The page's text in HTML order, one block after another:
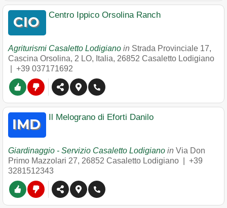
Centro Ippico Orsolina Ranch
Agriturismi Casaletto Lodigiano in Strada Provinciale 17,
Cascina Orsolina, 2 LO, Italia, 26852 Casaletto Lodigiano
+39 037171692
Il Melograno di Eforti Danilo
Giardinaggio - Servizio Casaletto Lodigiano in Via Don
Primo Mazzolari 27, 26852 Casaletto Lodigiano
+39
3281512343